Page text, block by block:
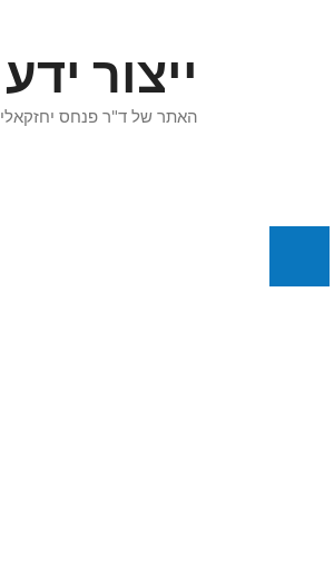
ייצור ידע
האתר של ד"ר פנחס יחזקאלי